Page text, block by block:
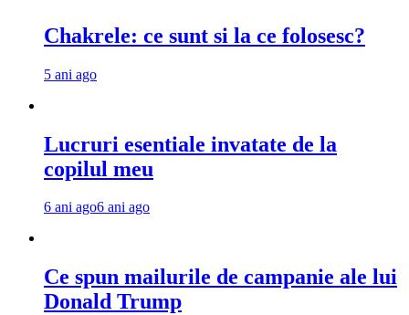
Chakrele: ce sunt si la ce folosesc?
5 ani ago
Lucruri esentiale invatate de la
copilul meu
6 ani ago6 ani ago
Ce spun mailurile de campanie ale lui
Donald Trump